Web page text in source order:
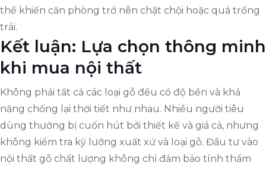
thể khiến căn phòng trở nên chật chội hoặc quá trống
trải.
Kết luận: Lựa chọn thông minh
khi mua nội thất
Không phải tất cả các loại gỗ đều có độ bền và khả
năng chống lại thời tiết như nhau. Nhiều người tiêu
dùng thường bị cuốn hút bởi thiết kế và giá cả, nhưng
không kiểm tra kỹ lưỡng xuất xứ và loại gỗ. Đầu tư vào
nội thất gỗ chất lượng không chỉ đảm bảo tính thẩm